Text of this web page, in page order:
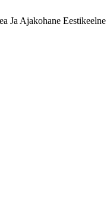
Ajakohane